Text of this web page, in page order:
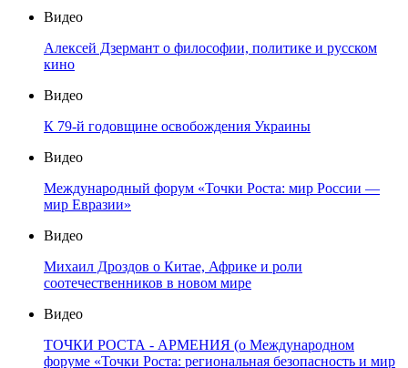
Видео
Алексей Дзермант о философии, политике и русском
кино
Видео
К 79-й годовщине освобождения Украины
Видео
Международный форум «Точки Роста: мир России —
мир Евразии»
Видео
Михаил Дроздов о Китае, Африке и роли
соотечественников в новом мире
Видео
ТОЧКИ РОСТА - АРМЕНИЯ (о Международном
форуме «Точки Роста: региональная безопасность и мир